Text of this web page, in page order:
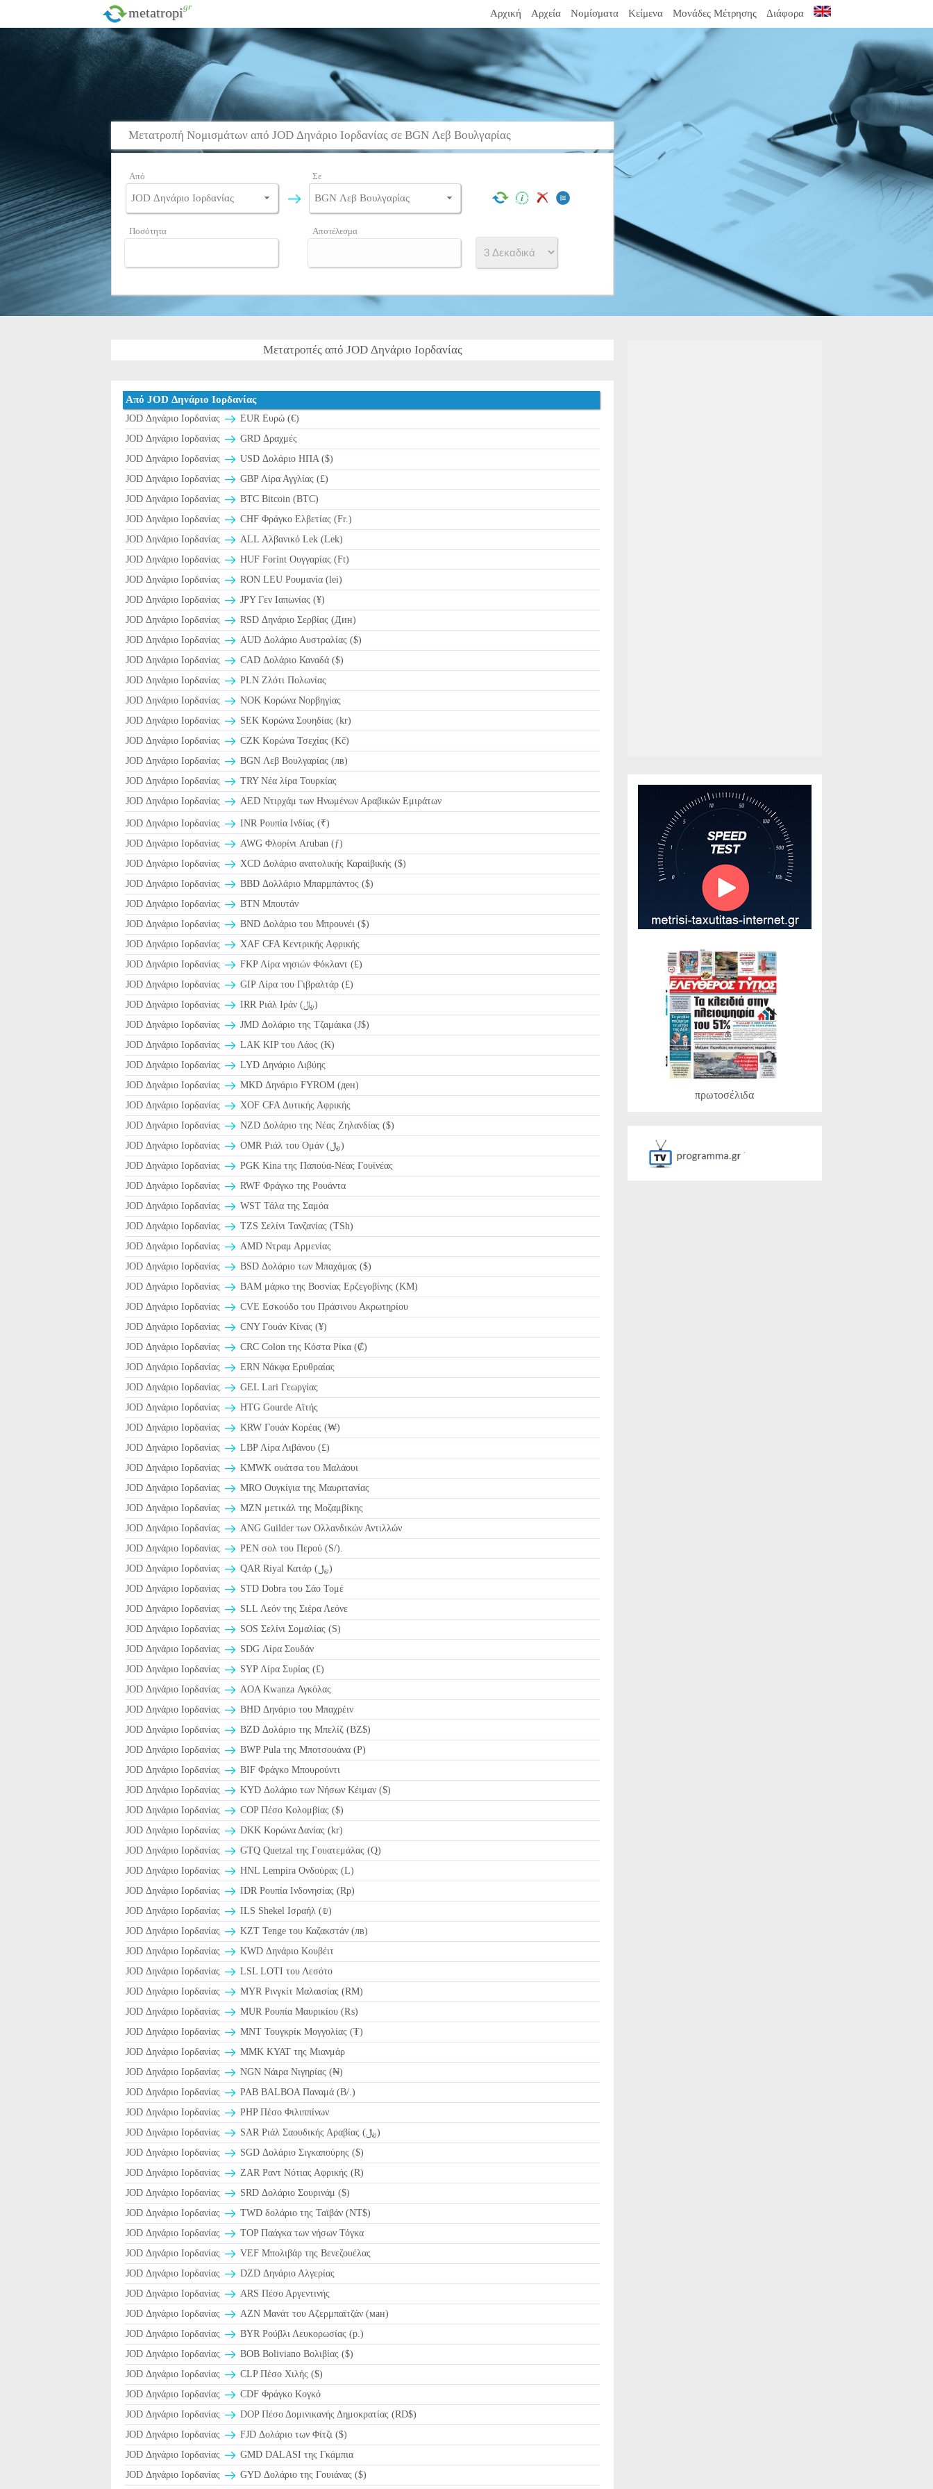
metatropi.gr
Αρχική Αρχεία Νομίσματα Κείμενα Μονάδες Μέτρησης Διάφορα
Μετατροπή Νομισμάτων από JOD Δηνάριο Ιορδανίας σε BGN Λεβ Βουλγαρίας
Από Σε
Ποσότητα Αποτέλεσμα
Μετατροπές από JOD Δηνάριο Ιορδανίας
Από JOD Δηνάριο Ιορδανίας
JOD Δηνάριο Ιορδανίας
EUR Ευρώ (€)
JOD Δηνάριο Ιορδανίας
GRD Δραχμές
JOD Δηνάριο Ιορδανίας
USD Δολάριο ΗΠΑ ($)
JOD Δηνάριο Ιορδανίας
GBP Λίρα Αγγλίας (£)
JOD Δηνάριο Ιορδανίας
BTC Bitcoin (BTC)
JOD Δηνάριο Ιορδανίας
CHF Φράγκο Ελβετίας (Fr.)
JOD Δηνάριο Ιορδανίας
ALL Αλβανικό Lek (Lek)
JOD Δηνάριο Ιορδανίας
HUF Forint Ουγγαρίας (Ft)
JOD Δηνάριο Ιορδανίας
RON LEU Ρουμανία (lei)
JOD Δηνάριο Ιορδανίας
JPY Γεν Ιαπωνίας (¥)
JOD Δηνάριο Ιορδανίας
RSD Δηνάριο Σερβίας (Дин)
JOD Δηνάριο Ιορδανίας
AUD Δολάριο Αυστραλίας ($)
JOD Δηνάριο Ιορδανίας
CAD Δολάριο Καναδά ($)
JOD Δηνάριο Ιορδανίας
PLN Ζλότι Πολωνίας
JOD Δηνάριο Ιορδανίας
NOK Κορώνα Νορβηγίας
JOD Δηνάριο Ιορδανίας
SEK Κορώνα Σουηδίας (kr)
JOD Δηνάριο Ιορδανίας
CZK Κορώνα Τσεχίας (Kč)
JOD Δηνάριο Ιορδανίας
BGN Λεβ Βουλγαρίας (лв)
JOD Δηνάριο Ιορδανίας
TRY Νέα λίρα Τουρκίας
JOD Δηνάριο Ιορδανίας
AED Ντιρχάμ των Ηνωμένων Αραβικών Εμιράτων
JOD Δηνάριο Ιορδανίας
INR Ρουπία Ινδίας (₹)
JOD Δηνάριο Ιορδανίας
AWG Φλορίνι Aruban (ƒ)
JOD Δηνάριο Ιορδανίας
XCD Δολάριο ανατολικής Καραiβικής ($)
JOD Δηνάριο Ιορδανίας
BBD Δολλάριο Μπαρμπάντος ($)
JOD Δηνάριο Ιορδανίας
BTN Μπουτάν
JOD Δηνάριο Ιορδανίας
BND Δολάριο του Μπρουνέι ($)
JOD Δηνάριο Ιορδανίας
XAF CFA Κεντρικής Αφρικής
JOD Δηνάριο Ιορδανίας
FKP Λίρα νησιών Φόκλαντ (£)
JOD Δηνάριο Ιορδανίας
GIP Λίρα του Γιβραλτάρ (£)
JOD Δηνάριο Ιορδανίας
IRR Ριάλ Ιράν (﷼)
JOD Δηνάριο Ιορδανίας
JMD Δολάριο της Τζαμάικα (J$)
JOD Δηνάριο Ιορδανίας
LAK KIP του Λάος (₭)
JOD Δηνάριο Ιορδανίας
LYD Δηνάριο Λιβύης
JOD Δηνάριο Ιορδανίας
MKD Δηνάριο FYROM (ден)
JOD Δηνάριο Ιορδανίας
XOF CFA Δυτικής Αφρικής
JOD Δηνάριο Ιορδανίας
NZD Δολάριο της Νέας Ζηλανδίας ($)
JOD Δηνάριο Ιορδανίας
OMR Ριάλ του Ομάν (﷼)
JOD Δηνάριο Ιορδανίας
PGK Kina της Παπούα-Νέας Γουϊνέας
JOD Δηνάριο Ιορδανίας
RWF Φράγκο της Ρουάντα
JOD Δηνάριο Ιορδανίας
WST Τάλα της Σαμόα
JOD Δηνάριο Ιορδανίας
TZS Σελίνι Τανζανίας (TSh)
JOD Δηνάριο Ιορδανίας
AMD Ντραμ Αρμενίας
JOD Δηνάριο Ιορδανίας
BSD Δολάριο των Μπαχάμας ($)
JOD Δηνάριο Ιορδανίας
BAM μάρκο της Βοσνίας Ερζεγοβίνης (KM)
JOD Δηνάριο Ιορδανίας
CVE Εσκούδο του Πράσινου Ακρωτηρίου
JOD Δηνάριο Ιορδανίας
CNY Γουάν Κίνας (¥)
JOD Δηνάριο Ιορδανίας
CRC Colon της Κόστα Ρίκα (₡)
JOD Δηνάριο Ιορδανίας
ERN Νάκφα Ερυθραίας
JOD Δηνάριο Ιορδανίας
GEL Lari Γεωργίας
JOD Δηνάριο Ιορδανίας
HTG Gourde Αϊτής
JOD Δηνάριο Ιορδανίας
KRW Γουάν Κορέας (₩)
JOD Δηνάριο Ιορδανίας
LBP Λίρα Λιβάνου (£)
JOD Δηνάριο Ιορδανίας
ΚMWK ουάτσα του Μαλάουι
JOD Δηνάριο Ιορδανίας
MRO Ουγκίγια της Μαυριτανίας
JOD Δηνάριο Ιορδανίας
MZN μετικάλ της Μοζαμβίκης
JOD Δηνάριο Ιορδανίας
ANG Guilder των Ολλανδικών Αντιλλών
JOD Δηνάριο Ιορδανίας
PEN σολ του Περού (S/).
JOD Δηνάριο Ιορδανίας
QAR Riyal Κατάρ (﷼)
JOD Δηνάριο Ιορδανίας
STD Dobra του Σάο Τομέ
JOD Δηνάριο Ιορδανίας
SLL Λεόν της Σιέρα Λεόνε
JOD Δηνάριο Ιορδανίας
SOS Σελίνι Σομαλίας (S)
JOD Δηνάριο Ιορδανίας
SDG Λίρα Σουδάν
JOD Δηνάριο Ιορδανίας
SYP Λίρα Συρίας (£)
JOD Δηνάριο Ιορδανίας
AOA Kwanza Αγκόλας
JOD Δηνάριο Ιορδανίας
BHD Δηνάριο του Μπαχρέιν
JOD Δηνάριο Ιορδανίας
BZD Δολάριο της Μπελίζ (BZ$)
JOD Δηνάριο Ιορδανίας
BWP Pula της Μποτσουάνα (P)
JOD Δηνάριο Ιορδανίας
BIF Φράγκο Μπουρούντι
JOD Δηνάριο Ιορδανίας
KYD Δολάριο των Νήσων Κέιμαν ($)
JOD Δηνάριο Ιορδανίας
COP Πέσο Κολομβίας ($)
JOD Δηνάριο Ιορδανίας
DKK Κορώνα Δανίας (kr)
JOD Δηνάριο Ιορδανίας
GTQ Quetzal της Γουατεμάλας (Q)
JOD Δηνάριο Ιορδανίας
HNL Lempira Ονδούρας (L)
JOD Δηνάριο Ιορδανίας
IDR Ρουπία Ινδονησίας (Rp)
JOD Δηνάριο Ιορδανίας
ILS Shekel Ισραήλ (₪)
JOD Δηνάριο Ιορδανίας
KZT Tenge του Καζακστάν (лв)
JOD Δηνάριο Ιορδανίας
KWD Δηνάριο Κουβέιτ
JOD Δηνάριο Ιορδανίας
LSL LOTI του Λεσότο
JOD Δηνάριο Ιορδανίας
MYR Ρινγκίτ Μαλαισίας (RM)
JOD Δηνάριο Ιορδανίας
MUR Ρουπία Μαυρικίου (₨)
JOD Δηνάριο Ιορδανίας
MNT Τουγκρίκ Μογγολίας (₮)
JOD Δηνάριο Ιορδανίας
MMK KYAT της Μιανμάρ
JOD Δηνάριο Ιορδανίας
NGN Νάιρα Νιγηρίας (₦)
JOD Δηνάριο Ιορδανίας
PAB BALBOA Παναμά (B/.)
JOD Δηνάριο Ιορδανίας
PHP Πέσο Φιλιππίνων
JOD Δηνάριο Ιορδανίας
SAR Ριάλ Σαουδικής Αραβίας (﷼)
JOD Δηνάριο Ιορδανίας
SGD Δολάριο Σιγκαπούρης ($)
JOD Δηνάριο Ιορδανίας
ZAR Ραντ Νότιας Αφρικής (R)
JOD Δηνάριο Ιορδανίας
SRD Δολάριο Σουρινάμ ($)
JOD Δηνάριο Ιορδανίας
TWD δολάριο της Ταϊβάν (NT$)
JOD Δηνάριο Ιορδανίας
TOP Παάγκα των νήσων Τόγκα
JOD Δηνάριο Ιορδανίας
VEF Μπολιβάρ της Βενεζουέλας
JOD Δηνάριο Ιορδανίας
DZD Δηνάριο Αλγερίας
JOD Δηνάριο Ιορδανίας
ARS Πέσο Αργεντινής
JOD Δηνάριο Ιορδανίας
AZN Μανάτ του Αζερμπαϊτζάν (ман)
JOD Δηνάριο Ιορδανίας
BYR Ρούβλι Λευκορωσίας (p.)
JOD Δηνάριο Ιορδανίας
BOB Boliviano Βολιβίας ($)
JOD Δηνάριο Ιορδανίας
CLP Πέσο Χιλής ($)
JOD Δηνάριο Ιορδανίας
CDF Φράγκο Κογκό
JOD Δηνάριο Ιορδανίας
DOP Πέσο Δομινικανής Δημοκρατίας (RD$)
JOD Δηνάριο Ιορδανίας
FJD Δολάριο των Φίτζι ($)
JOD Δηνάριο Ιορδανίας
GMD DALASI της Γκάμπια
JOD Δηνάριο Ιορδανίας
GYD Δολάριο της Γουιάνας ($)
πρωτοσέλιδα